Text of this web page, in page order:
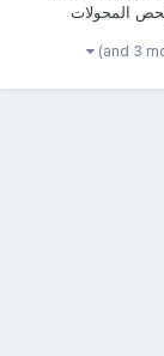
المحولات
: